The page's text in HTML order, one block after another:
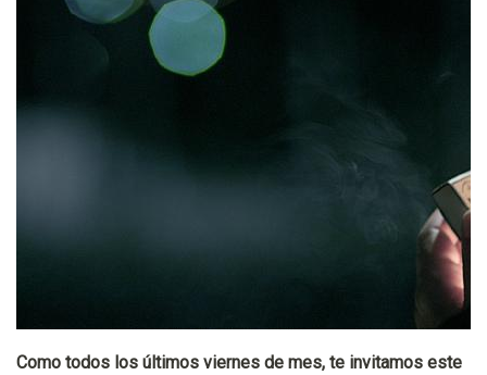
Como todos los últimos viernes de mes, te invitamos este